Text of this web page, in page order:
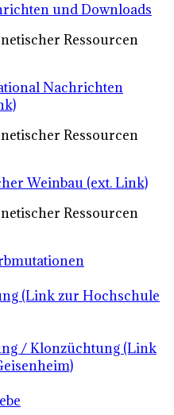
und Downloads
Ressourcen
Nachrichten
Ressourcen
Weinbau (ext. Link)
Ressourcen
(Link zur Hochschule
/ Klonzüchtung (Link